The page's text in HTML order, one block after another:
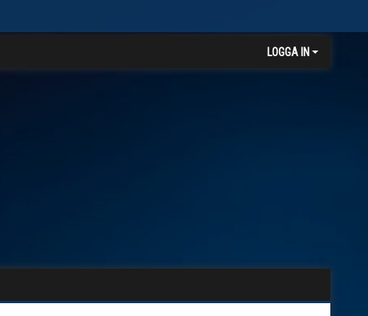
LOGGA IN